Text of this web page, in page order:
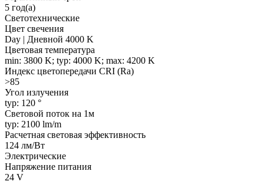
5 год(а)
Светотехнические
Цвет свечения
Day | Дневной 4000 K
Цветовая температура
min: 3800 K; typ: 4000 K; max: 4200 K
Индекс цветопередачи CRI (Ra)
>85
Угол излучения
typ: 120 °
Световой поток на 1м
typ: 2100 lm/m
Расчетная световая эффективность
124 лм/Вт
Электрические
Напряжение питания
24 V